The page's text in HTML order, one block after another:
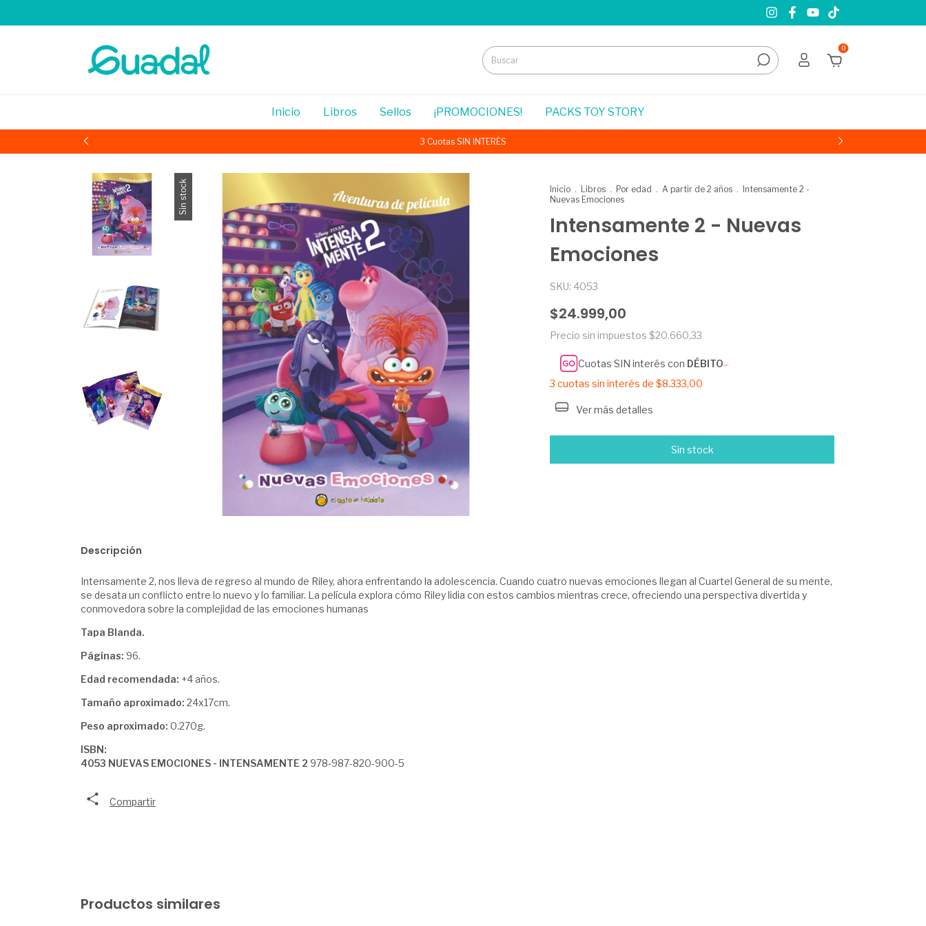
0
Inicio Libros Sellos ¡PROMOCIONES! PACKS TOY STORY
3 Cuotas SIN INTERÉS
Sin stock Inicio . Libros . Por edad . A partir de 2 años .
Intensamente 2 -
Nuevas Emociones
Intensamente 2 - Nuevas
Emociones
SKU: 4053
$24.999,00
Precio sin impuestos $20.660,33
Cuotas SIN interés con DÉBITO
3 cuotas sin interés de $8.333,00
Ver más detalles
Descripción
Intensamente 2, nos lleva de regreso al mundo de Riley, ahora enfrentando la adolescencia. Cuando cuatro nuevas emociones llegan al Cuartel General de su mente,
se desata un conflicto entre lo nuevo y lo familiar. La película explora cómo Riley lidia con estos cambios mientras crece, ofreciendo una perspectiva divertida y
conmovedora sobre la complejidad de las emociones humanas
Tapa Blanda.
Páginas: 96.
Edad recomendada: +4 años.
Tamaño aproximado: 24x17cm.
Peso aproximado: 0.270g.
ISBN:
4053 NUEVAS EMOCIONES - INTENSAMENTE 2 978-987-820-900-5
Compartir
Productos similares